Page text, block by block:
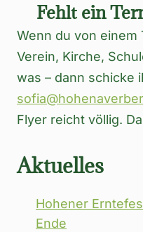
Fehlt ein
Wenn du von einem
Verein, Kirche,
was – dann schicke
Flyer reicht völlig.
Aktuelles
Hohener
Ende